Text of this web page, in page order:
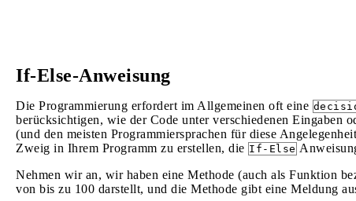
If-Else-Anweisung
Die Programmierung erfordert im Allgemeinen oft eine
berücksichtigen, wie der Code unter verschiedenen Eingaben
(und den meisten Programmiersprachen für diese
Zweig in Ihrem Programm zu erstellen, die If-Else
Nehmen wir an, wir haben eine Methode (auch als Funktion
von bis zu 100 darstellt, und die Methode gibt eine Meldung